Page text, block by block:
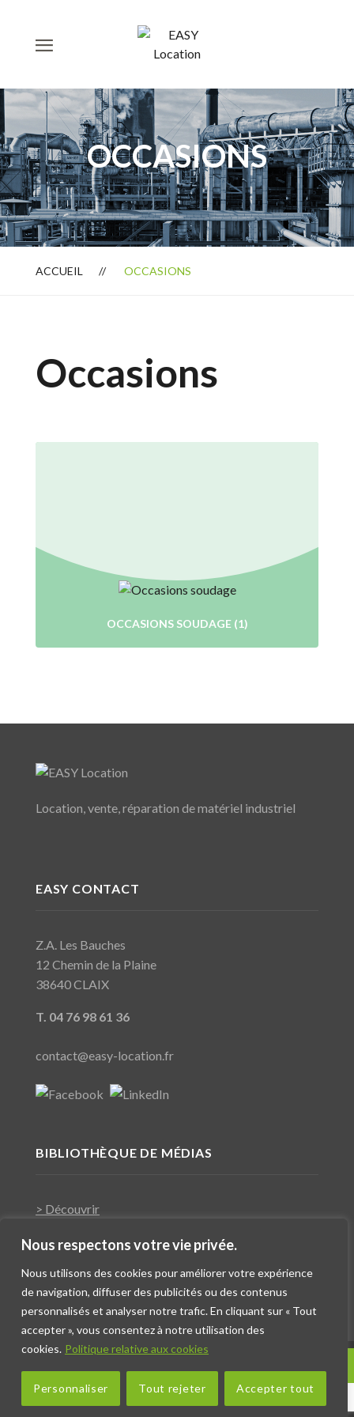
Nous respectons votre vie privée.
Nous utilisons des cookies pour améliorer votre expérience
de navigation, diffuser des publicités ou des contenus
personnalisés et analyser notre trafic. En cliquant sur « Tout
accepter », vous consentez à notre utilisation des
cookies. Politique relative aux cookies
Personnaliser Tout rejeter Accepter tout
OCCASIONS
ACCUEIL OCCASIONS
Occasions
OCCASIONS SOUDAGE (1)
Location, vente, réparation de matériel industriel
EASY CONTACT
Z.A. Les Bauches
12 Chemin de la Plaine
38640 CLAIX
T. 04 76 98 61 36
contact@easy-location.fr
BIBLIOTHÈQUE DE MÉDIAS
> Découvrir
Copyright 2018 ©Réalisation Fx Com’Unik
Politique de confidentialité-Mentions légales-Plan du